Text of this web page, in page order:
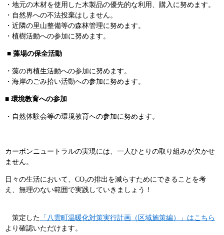
・地元の木材を使用した木製品の優先的な利用、購入に努めます。
・自然界への不法投棄はしません。
・近隣の里山整備等の森林管理に努めます。
・植樹活動への参加に努めます。
■ 藻場の保全活動
・藻の再植生活動への参加に努めます。
・海岸のごみ拾い活動への参加に努めます。
■ 環境教育への参加
・自然体験会等の環境教育への参加に努めます。
カーボンニュートラルの実現には、一人ひとりの取り組みが欠かせ
ません。
日々の生活において、CO₂の排出を減らすためにできることを考
え、無理のない範囲で実践していきましょう！
策定した 「八雲町温暖化対策実行計画（区域施策編）」はこちら
より確認いただけます。